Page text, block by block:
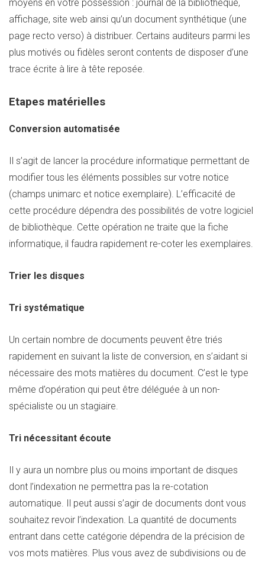
moyens en votre possession : journal de la bibliothèque,
affichage, site web ainsi qu’un document synthétique (une
page recto verso) à distribuer. Certains auditeurs parmi les
plus motivés ou fidèles seront contents de disposer d’une
trace écrite à lire à tête reposée.
Etapes matérielles
Conversion automatisée
Il s’agit de lancer la procédure informatique permettant de
modifier tous les éléments possibles sur votre notice
(champs unimarc et notice exemplaire). L’efficacité de
cette procédure dépendra des possibilités de votre logiciel
de bibliothèque. Cette opération ne traite que la fiche
informatique, il faudra rapidement re-coter les exemplaires.
Trier les disques
Tri systématique
Un certain nombre de documents peuvent être triés
rapidement en suivant la liste de conversion, en s’aidant si
nécessaire des mots matières du document. C’est le type
même d’opération qui peut être déléguée à un non-
spécialiste ou un stagiaire.
Tri nécessitant écoute
Il y aura un nombre plus ou moins important de disques
dont l’indexation ne permettra pas la re-cotation
automatique. Il peut aussi s’agir de documents dont vous
souhaitez revoir l’indexation. La quantité de documents
entrant dans cette catégorie dépendra de la précision de
vos mots matières. Plus vous avez de subdivisions ou de